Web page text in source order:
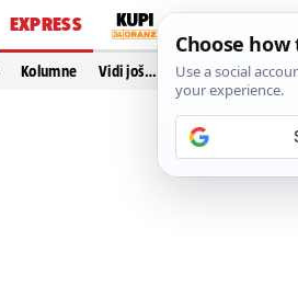
EXPRESS
Kolumne Vidi još…